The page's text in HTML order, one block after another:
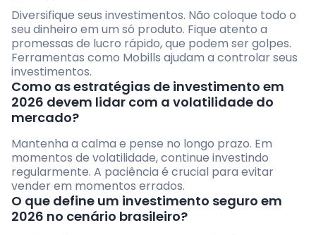
Diversifique seus investimentos. Não coloque todo o
seu dinheiro em um só produto. Fique atento a
promessas de lucro rápido, que podem ser golpes.
Ferramentas como Mobills ajudam a controlar seus
investimentos.
Como as estratégias de investimento em
2026 devem lidar com a volatilidade do
mercado?
Mantenha a calma e pense no longo prazo. Em
momentos de volatilidade, continue investindo
regularmente. A paciência é crucial para evitar
vender em momentos errados.
O que define um investimento seguro em
2026 no cenário brasileiro?